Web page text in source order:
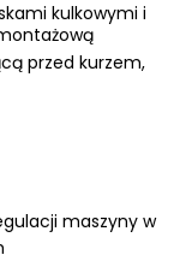
kulkowymi i
przed kurzem,
maszyny w